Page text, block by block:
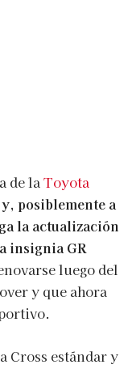
de laToyota
posiblemente a
la actualización
insignia GR
luego del
y que ahora
Cross estándar y